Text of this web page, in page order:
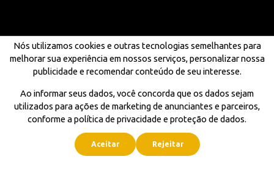
Nós utilizamos cookies e outras tecnologias semelhantes para
melhorar sua experiência em nossos serviços, personalizar nossa
publicidade e recomendar conteúdo de seu interesse.
Ao informar seus dados, você concorda que os dados sejam
utilizados para ações de marketing de anunciantes e parceiros,
conforme a política de privacidade e proteção de dados.
Aceitar Rejeitar